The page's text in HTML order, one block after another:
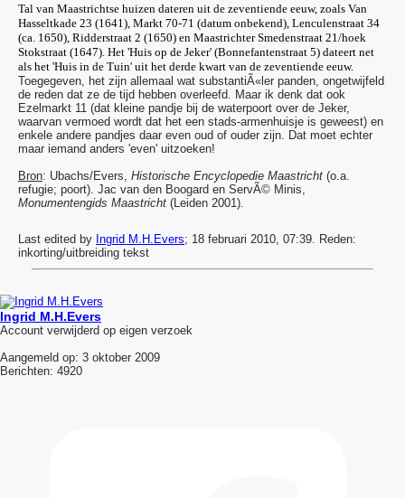
Tal van Maastrichtse huizen dateren uit de zeventiende eeuw, zoals Van
Hasseltkade 23 (1641), Markt 70-71 (datum onbekend), Lenculenstraat 34
(ca. 1650), Ridderstraat 2 (1650) en Maastrichter Smedenstraat 21/hoek
Stokstraat (1647). Het 'Huis op de Jeker' (Bonnefantenstraat 5) dateert net
als het 'Huis in de Tuin' uit het derde kwart van de zeventiende eeuw.
Toegegeven, het zijn allemaal wat substantiÃ«ler panden, ongetwijfeld
de reden dat ze de tijd hebben overleefd. Maar ik denk dat ook
Ezelmarkt 11 (dat kleine pandje bij de waterpoort over de Jeker,
waarvan vermoed wordt dat het een stads-armenhuisje is geweest) en
enkele andere pandjes daar even oud of ouder zijn. Dat moet echter
maar iemand anders 'even' uitzoeken!
Bron: Ubachs/Evers, Historische Encyclopedie Maastricht (o.a.
refugie; poort). Jac van den Boogard en ServÃ© Minis,
Monumentengids Maastricht (Leiden 2001).
Last edited by Ingrid M.H.Evers; 18 februari 2010, 07:39 Reden:
inkorting/uitbreiding tekst
Ingrid M.H.Evers
Account verwijderd op eigen verzoek
Aangemeld op: 3 oktober 2009
Berichten: 4920